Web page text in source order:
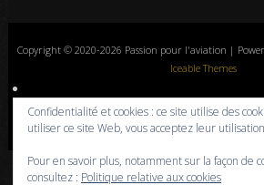
Copyright © 2020-2026 Passion pour l'aviation |
Iceable Themes
Accueil Blog Albums photos Histoires de
Livres
Liens Contact
Confidentialité et cookies : ce site utilise des
utiliser ce site Web, vous acceptez leur
Pour en savoir plus, notamment sur la façon de
consultez : Politique relative aux cookies